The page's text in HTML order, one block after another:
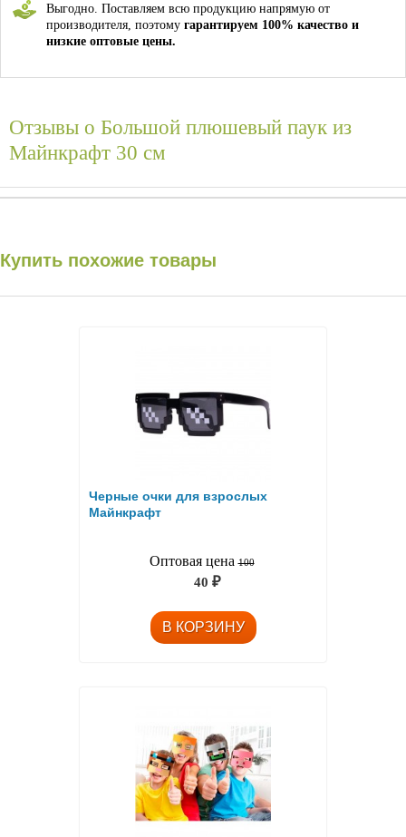
Выгодно. Поставляем всю продукцию напрямую от
производителя, поэтому гарантируем 100% качество и
низкие оптовые цены.
Отзывы о Большой плюшевый паук из
Майнкрафт 30 см
Купить похожие товары
Черные очки для взрослых
Майнкрафт
Оптовая цена 100
40 ₽